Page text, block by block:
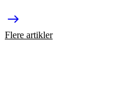
Flere artikler